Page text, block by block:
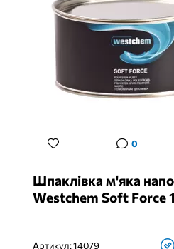
0
Шпаклівка м'яка
Westchem Soft Force
Артикул:14079